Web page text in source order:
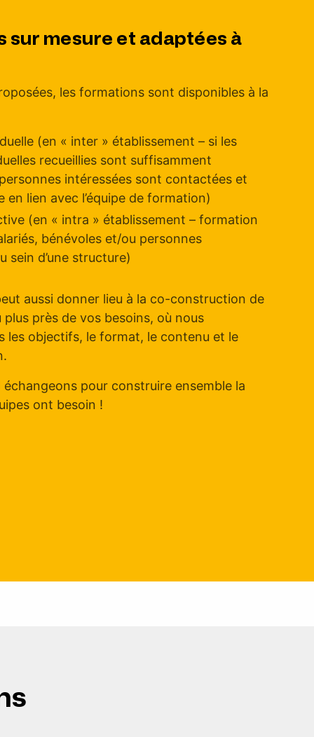
sur mesure et adaptées à
les formations sont disponibles à la
(en « inter » établissement – si les
recueillies sont suffisamment
intéressées sont contactées et
en lien avec l’équipe de formation)
(en « intra » établissement – formation
bénévoles et/ou personnes
sein d’une structure)
aussi donner lieu à la co-construction de
près de vos besoins, où nous
les objectifs, le format, le contenu et le
pour construire ensemble la
ont besoin !